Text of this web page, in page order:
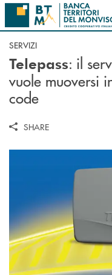
Salta al contenuto principale
SERVIZI
Telepass: il
vuole muoversi
code
SHARE